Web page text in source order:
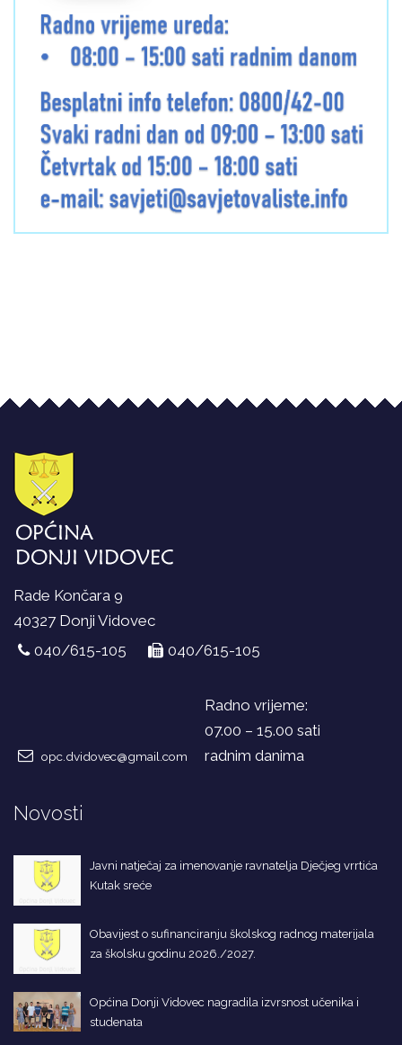
Rade Končara 9
40327 Donji Vidovec
040/615-105
040/615-105
opc.dvidovec@gmail.com
Radno vrijeme:
07.00 – 15.00 sati
radnim danima
Novosti
Javni natječaj za imenovanje ravnatelja Dječjeg vrrtića
Kutak sreće
Obavijest o sufinanciranju školskog radnog materijala
za školsku godinu 2026./2027.
Općina Donji Vidovec nagradila izvrsnost učenika i
studenata